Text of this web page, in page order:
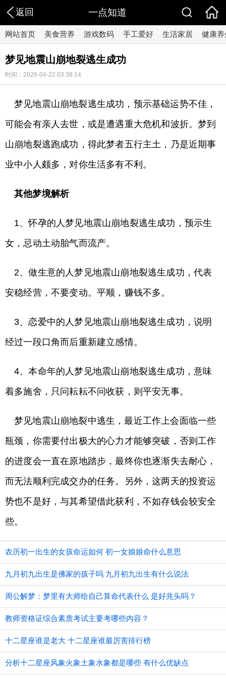
返回 一点知道
网站首页 美食营养 游戏数码 手工爱好 生活家居 健康养
梦见地震山崩地裂逃生成功
时间：2026-04-22 03:38:14
梦见地震山崩地裂逃生成功，预示基础运势不佳，
可能会有亲人去世，或是遭遇重大危机和波折。梦到
山崩地裂逃跑成功，得此梦者五行主土，乃是近期事
业中小人颇多，对你生活多有不利。
其他梦境解析
1、怀孕的人梦见地震山崩地裂逃生成功，预示生
女，忌动土动胎气而流产。
2、做生意的人梦见地震山崩地裂逃生成功，代表
安稳经营，不要变动。平顺，赚钱不多。
3、恋爱中的人梦见地震山崩地裂逃生成功，说明
经过一段口角而后重新建立感情。
4、本命年的人梦见地震山崩地裂逃生成功，意味
着多施舍，只问耘耘不问收获，则平安无事。
梦见地震山崩地裂中逃生，最近工作上会面临一些
瓶颈，你需要付出极大的心力才能够突破，否则工作
的进度会一直在原地踏步，最终你也逐渐失去耐心，
而无法顺利完成交办的任务。另外，这两天的投资运
势也不是好，与其希望借此获利，不如存钱会较安全
些。
农历初一出生的女孩命运如何 初一女娘娘命什么意思
九月初九出生是佛家的孩子吗 九月初九出生有什么说法
周公解梦：梦里有大师给自己算命代表什么 是好兆头吗？
教师资格证综合素质考试主要考哪些内容？
十二星座谁是老大 十二星座谁最厉害排行榜
分析十二星座风象火象土象水象都是哪些 有什么优缺点